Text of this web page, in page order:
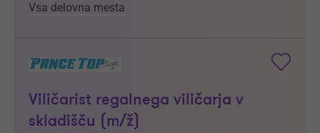
Vsa delovna mesta
Viličarist regalnega viličarja v
skladišču (m/ž)